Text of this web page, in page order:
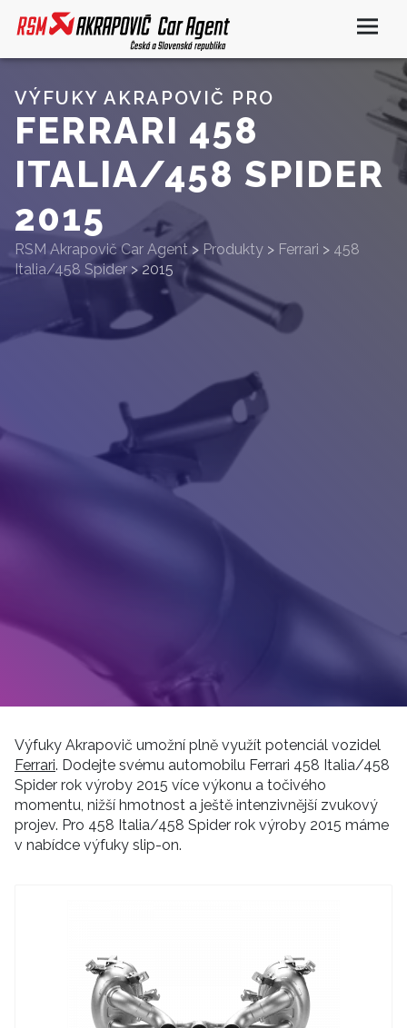
VÝFUKY AKRAPOVIČ PRO
FERRARI 458
ITALIA/458 SPIDER
2015
RSM Akrapovič Car Agent > Produkty > Ferrari > 458
Italia/458 Spider > 2015
Výfuky Akrapovič umožní plně využít potenciál vozidel
Ferrari. Dodejte svému automobilu Ferrari 458 Italia/458
Spider rok výroby 2015 více výkonu a točivého
momentu, nižší hmotnost a ještě intenzivnější zvukový
projev. Pro 458 Italia/458 Spider rok výroby 2015 máme
v nabídce výfuky slip-on.